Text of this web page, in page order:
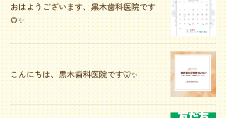
おはようございます、黒木歯科医院です
🌻✨
こんにちは、黒木歯科医院です🦷✨️